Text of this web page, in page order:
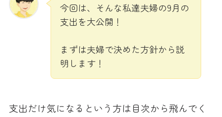
今回は、そんな私達夫婦の9月の
支出を大公開！
まずは夫婦で決めた方針から説
明します！
支出だけ気になるという方は目次から飛んでく